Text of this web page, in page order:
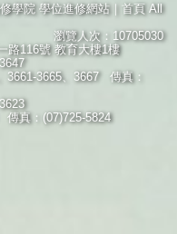
學院 學位進修網站｜首頁 All
瀏覽人次：10705030
路116號 教育大樓1樓
3665、3667 傳真：
3623
真：(07)725-5824